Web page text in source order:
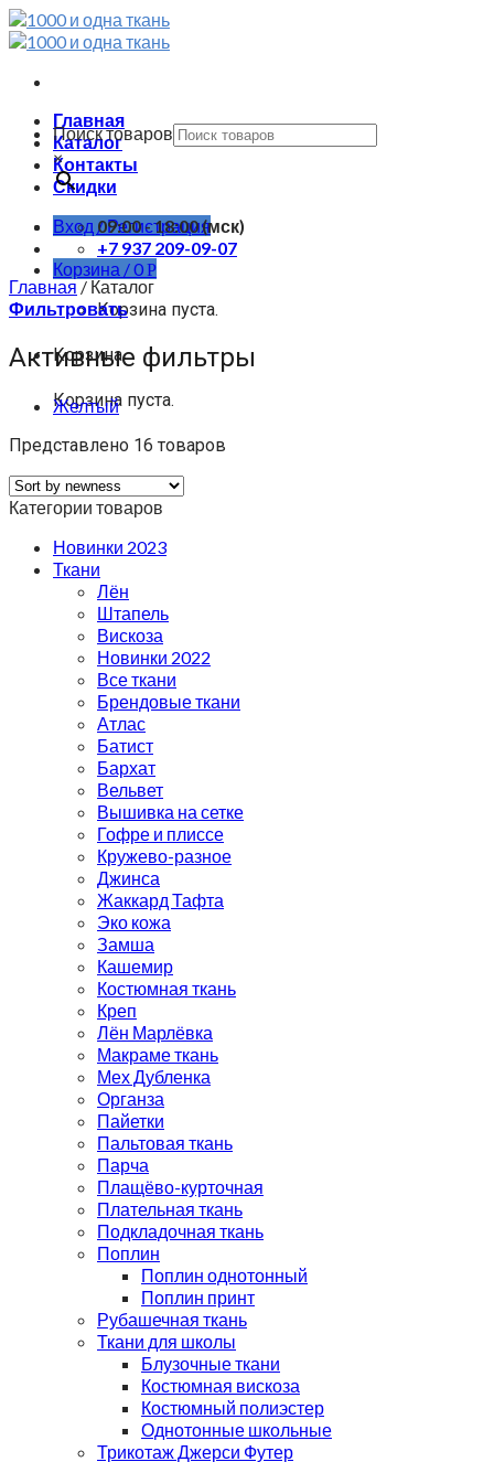
Skip
to
Главная
Каталог
Контакты
Скидки
Вход / Регистрация
Корзина /0Р
Корзина пуста.
Корзина
Корзина пуста.
Поиск товаров
×
09:00 - 18:00 (мск)
+7 937 209-09-07
Главная/Каталог
Фильтровать
Активные фильтры
Желтый
Представлено 16 товаров
Категории товаров
Новинки 2023
Ткани
Лён
Штапель
Вискоза
Новинки 2022
Все ткани
Брендовые ткани
Атлас
Батист
Бархат
Вельвет
Вышивка на сетке
Гофре и плиссе
Кружево-разное
Джинса
Жаккард Тафта
Эко кожа
Замша
Кашемир
Костюмная ткань
Креп
Лён Марлёвка
Макраме ткань
Мех Дубленка
Органза
Пайетки
Пальтовая ткань
Парча
Плащёво-курточная
Плательная ткань
Подкладочная ткань
Поплин
Поплин однотонный
Поплин принт
Рубашечная ткань
Ткани для школы
Блузочные ткани
Костюмная вискоза
Костюмный полиэстер
Однотонные школьные
Трикотаж Джерси Футер